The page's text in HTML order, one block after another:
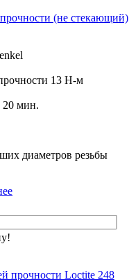
(не стекающий)
13 Н-м
20 мин.
диаметров резьбы